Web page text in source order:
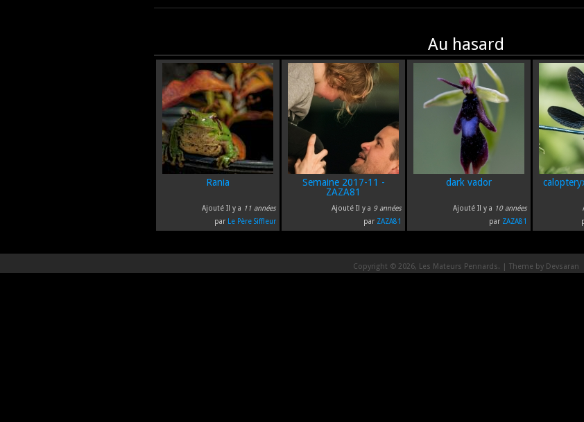
Au hasard
Rania
Ajouté Il y a 11 années
par Le Père Siffleur
Semaine 2017-11 -
ZAZA81
Ajouté Il y a 9 années
par ZAZA81
dark vador
Ajouté Il y a 10 années
par ZAZA81
Copyright © 2026, Les Mateurs Pennards. | Theme by Devsaran